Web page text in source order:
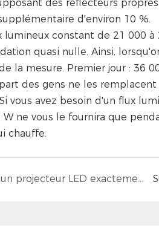
des réflecteurs
d'environ 10 %.
constant de 21 000 à
quasi nulle. Ainsi,
la mesure. Premier jour : 36
des gens ne les remplacent
vous avez besoin d'un flux
ne vous le fournira que
chauffe.
Qu’est-ce qu’un projecteur LED exactement, et où est-il généralement installé ?